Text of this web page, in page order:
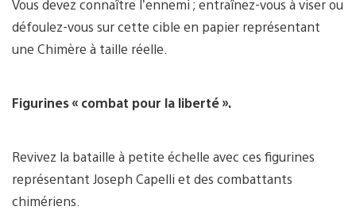
Vous devez connaître l’ennemi ; entraînez-vous à viser ou
défoulez-vous sur cette cible en papier représentant
une Chimère à taille réelle.
Figurines « combat pour la liberté ».
Revivez la bataille à petite échelle avec ces figurines
représentant Joseph Capelli et des combattants
chimériens.